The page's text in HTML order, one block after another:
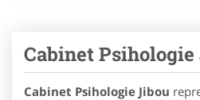
Cabinet
Cabinet Psihologie Jibou